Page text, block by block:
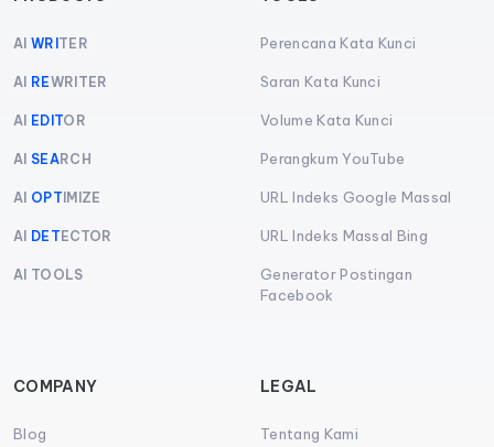
AI WRITER
AI REWRITER
AI EDITOR
AI SEARCH
AI OPTIMIZE
AI DETECTOR
AI TOOLS
Perencana Kata Kunci
Saran Kata Kunci
Volume Kata Kunci
Perangkum YouTube
URL Indeks Google Massal
URL Indeks Massal Bing
Generator Postingan
Facebook
COMPANY
Blog
LEGAL
Tentang Kami